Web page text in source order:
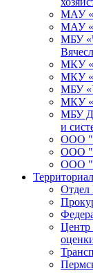
МАУ
МАУ
МБУ
МКУ
МКУ
МБУ
МКУ
МБУ
и
ООО
ООО
ООО
Центр